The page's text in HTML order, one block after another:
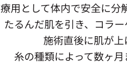
用として体内で安全に
たるんだ肌を引き、コラ
施術直後に肌が上
糸の種類によって数ヶ